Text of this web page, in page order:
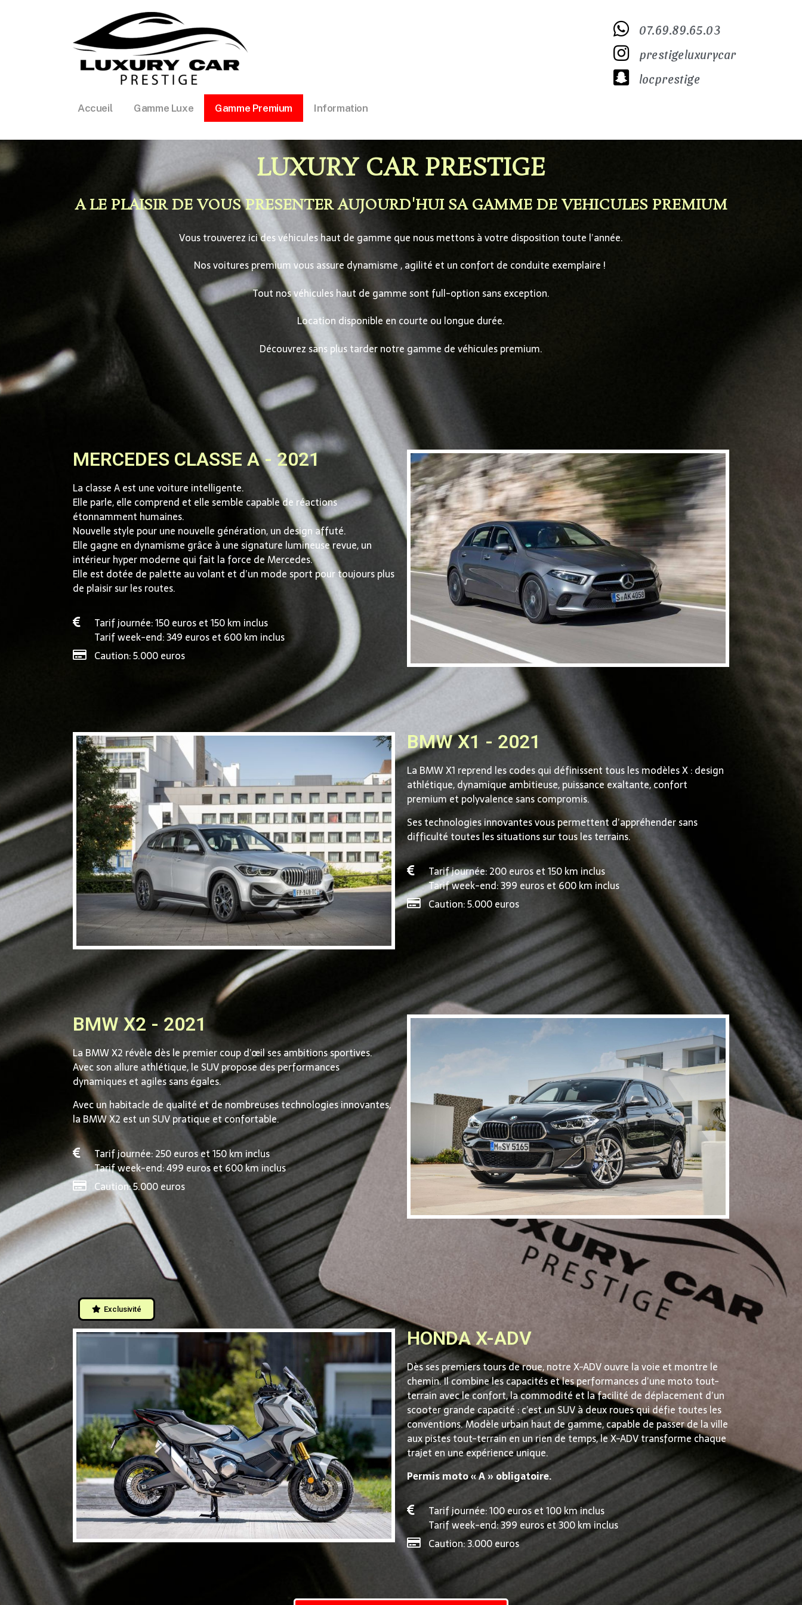
07.69.89.65.03
prestigeluxurycar
locprestige
Accueil Gamme Luxe Gamme Premium Information
LUXURY CAR PRESTIGE
A LE PLAISIR DE VOUS PRESENTER AUJOURD'HUI SA GAMME DE VEHICULES PREMIUM
Vous trouverez ici des véhicules haut de gamme que nous mettons à votre disposition toute l’année.
Nos voitures premium vous assure dynamisme , agilité et un confort de conduite exemplaire !
Tout nos véhicules haut de gamme sont full-option sans exception.
Location disponible en courte ou longue durée.
Découvrez sans plus tarder notre gamme de véhicules premium.
MERCEDES CLASSE A - 2021
La classe A est une voiture intelligente.
Elle parle, elle comprend et elle semble capable de réactions
étonnamment humaines.
Nouvelle style pour une nouvelle génération, un design affuté.
Elle gagne en dynamisme grâce à une signature lumineuse revue, un
intérieur hyper moderne qui fait la force de Mercedes.
Elle est dotée de palette au volant et d’un mode sport pour toujours plus
de plaisir sur les routes.
Tarif journée: 150 euros et 150 km inclus
Tarif week-end: 349 euros et 600 km inclus
Caution: 5.000 euros
BMW X1 - 2021
La BMW X1 reprend les codes qui définissent tous les modèles X : design
athlétique, dynamique ambitieuse, puissance exaltante, confort
premium et polyvalence sans compromis.
Ses technologies innovantes vous permettent d’appréhender sans
difficulté toutes les situations sur tous les terrains.
Tarif journée: 200 euros et 150 km inclus
Tarif week-end: 399 euros et 600 km inclus
Caution: 5.000 euros
BMW X2 - 2021
La BMW X2 révèle dès le premier coup d’œil ses ambitions sportives.
Avec son allure athlétique, le SUV propose des performances
dynamiques et agiles sans égales.
Avec un habitacle de qualité et de nombreuses technologies innovantes,
la BMW X2 est un SUV pratique et confortable.
Tarif journée: 250 euros et 150 km inclus
Tarif week-end: 499 euros et 600 km inclus
Caution: 5.000 euros
Exclusivité
HONDA X-ADV
Dès ses premiers tours de roue, notre X-ADV ouvre la voie et montre le
chemin. Il combine les capacités et les performances d’une moto tout-
terrain avec le confort, la commodité et la facilité de déplacement d’un
scooter grande capacité : c’est un SUV à deux roues qui défie toutes les
conventions. Modèle urbain haut de gamme, capable de passer de la ville
aux pistes tout-terrain en un rien de temps, le X-ADV transforme chaque
trajet en une expérience unique.
Permis moto « A » obligatoire.
Tarif journée: 100 euros et 100 km inclus
Tarif week-end: 399 euros et 300 km inclus
Caution: 3.000 euros